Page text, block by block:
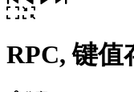
RPC, 键值